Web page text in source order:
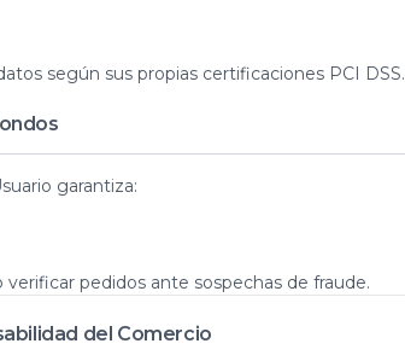
según sus propias certificaciones PCI DSS.
garantiza:
pedidos ante sospechas de fraude.
del Comercio